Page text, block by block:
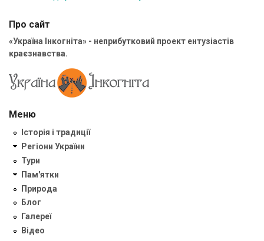
Про сайт
«Україна Інкогніта» - неприбутковий проект ентузіастів
краєзнавства.
Меню
Історія і традиції
Регіони України
Тури
Пам'ятки
Природа
Блог
Галереї
Відео